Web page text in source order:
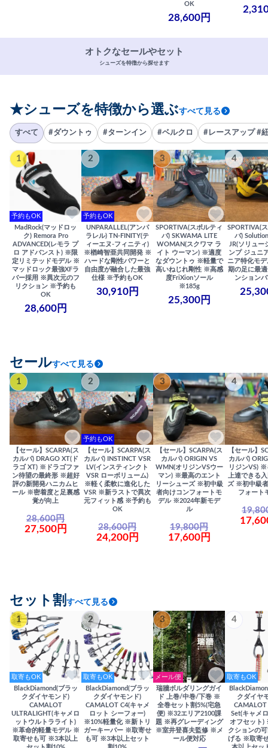
OK
28,600円
オトクなセールやセット
シューズを特徴から探せます
★シューズを特徴から選ぶすべて見る
すべて #ダウントゥ #ターンイン #ベルクロ #レースアップ #
1
予約もOK
MadRock(マッドロッ
ク) Remora Pro
ADVANCED(レモラ プ
ロ アドバンスト) ※限
定リミテッドモデル ※
マッドロック最強XFラ
バー採用 ※異次元のフ
リクション ※予約も
OK
28,600円
2
予約もOK
UNPARALLEL(アンパ
ラレル) TN-FINITY(テ
ィーエヌ-フィニティ)
※楢崎智亜共同開発 ※
ハードな剛性パワーと
自由度が融合した最強
仕様 ※予約もOK
30,910円
3
SPORTIVA(スポルティ
バ) SKWAMA LITE
WOMAN(スクワマ ラ
イト ウーマン) ※適度
なダウントゥ ※軽量で
高いねじれ剛性 ※高感
度FriXionソール
※185g
25,300円
4
SPORTIVA(
バ)
JR(ソリュー
ンプ ジュニ
ニア特化モ
期の足に最
ンション
セールすべて見る
1
【セール】SCARPA(ス
カルパ) DRAGO XT(ド
ラゴ XT) ※ドラゴファ
ン待望の最終形 ※超好
評の新開発ハニカムヒ
ール ※密着度と足裏感
覚が向上
28,600円
27,500円
2
予約もOK
【セール】SCARPA(ス
カルパ) INSTINCT VSR
LV(インスティンクト
VSR ローボリューム)
※軽く柔軟に進化した
VSR ※新ラストで異次
元フィット感 ※予約も
OK
28,600円
24,200円
3
【セール】SCARPA(ス
カルパ) ORIGIN VS
WMN(オリジンVSウー
マン) ※最高のエント
リーシューズ ※初中級
者向けコンフォートモ
デル ※2024年新モデ
ル
19,800円
17,600円
4
【セール】
カルパ)
リジンVS) ※
上達できる
ズ ※初中級
フォート
セット割 すべて見る
1
取寄もOK
BlackDiamond(ブラッ
クダイヤモンド)
CAMALOT
ULTRALIGHT(キャメロ
ットウルトラライト)
※革命的軽量モデル ※
取寄せも可 ※3本以上
2
取寄もOK
BlackDiamond(ブラッ
クダイヤモンド)
CAMALOT C4(キャメ
ロット シーフォー)
※10%軽量化 ※新トリ
ガーキーパー ※取寄せ
も可 ※3本以上セット
3
メール便
瑞牆ボルダリングガイ
ド 上巻/中巻/下巻 ※
全巻セット割5%(宅急
便) ※32エリア2100課
題 ※再グレーディング
※室井登喜夫監修 ※メ
ール便対応
4
取寄もOK
クダイヤ
Set(キャメ
オフセット)
クションの
げる ※取寄